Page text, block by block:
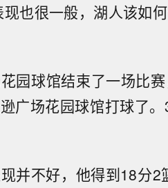
也很一般，湖人该如
园球馆结束了一场比
广场花园球馆打球了
并不好，他得到18分